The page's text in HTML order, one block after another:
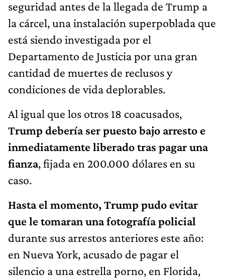
seguridad antes de la llegada de Trump a
la cárcel, una instalación superpoblada que
está siendo investigada por el
Departamento de Justicia por una gran
cantidad de muertes de reclusos y
condiciones de vida deplorables.
Al igual que los otros 18 coacusados,
Trump debería ser puesto bajo arresto e
inmediatamente liberado tras pagar una
fianza, fijada en 200.000 dólares en su
caso.
Hasta el momento, Trump pudo evitar
que le tomaran una fotografía policial
durante sus arrestos anteriores este año:
en Nueva York, acusado de pagar el
silencio a una estrella porno, en Florida,